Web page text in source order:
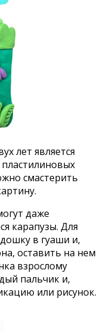
лет является
пластилиновых
смастерить
даже
карапузы. Для
в гуаши и,
оставить на нем
взрослому
пальчик и,
или рисунок.